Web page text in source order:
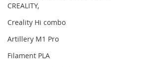
CREALITY,
Creality Hi combo
Artillery M1 Pro
Filament PLA